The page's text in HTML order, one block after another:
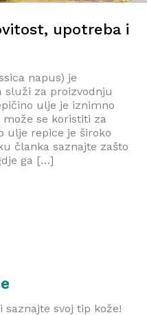
upotreba i
napus) je
služi za proizvodnju
ulje je iznimno
se koristiti za
ulje repice je široko
članka saznajte zašto
ga […]
saznajte svoj tip kože!